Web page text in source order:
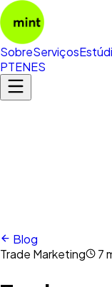
SobreServiços
PTENES
Blog
Trade Marketing
7